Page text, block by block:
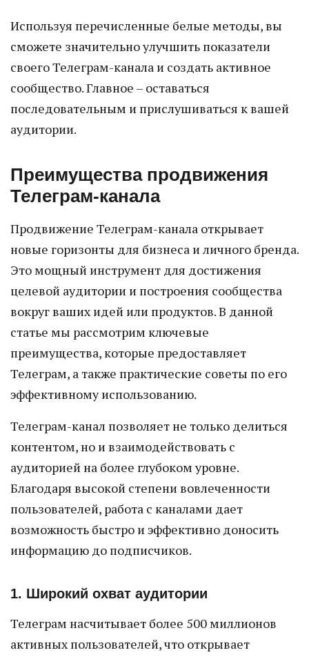
Используя перечисленные белые методы, вы
сможете значительно улучшить показатели
своего Телеграм-канала и создать активное
сообщество. Главное – оставаться
последовательным и прислушиваться к вашей
аудитории.
Преимущества продвижения
Телеграм-канала
Продвижение Телеграм-канала открывает
новые горизонты для бизнеса и личного бренда.
Это мощный инструмент для достижения
целевой аудитории и построения сообщества
вокруг ваших идей или продуктов. В данной
статье мы рассмотрим ключевые
преимущества, которые предоставляет
Телеграм, а также практические советы по его
эффективному использованию.
Телеграм-канал позволяет не только делиться
контентом, но и взаимодействовать с
аудиторией на более глубоком уровне.
Благодаря высокой степени вовлеченности
пользователей, работа с каналами дает
возможность быстро и эффективно доносить
информацию до подписчиков.
1. Широкий охват аудитории
Телеграм насчитывает более 500 миллионов
активных пользователей, что открывает